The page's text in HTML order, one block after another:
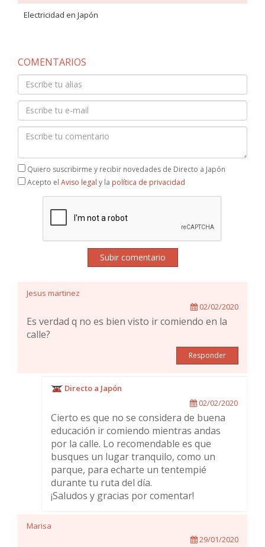
Electricidad en Japón
COMENTARIOS
Quiero suscribirme y recibir novedades de Directo a Japón
Acepto el Aviso legal y la política de privacidad
Subir comentario
Jesus martinez
02/02/2020
Es verdad q no es bien visto ir comiendo en la
calle?
Responder
Directo a Japón
02/02/2020
Cierto es que no se considera de buena
educación ir comiendo mientras andas
por la calle. Lo recomendable es que
busques un lugar tranquilo, como un
parque, para echarte un tentempié
durante tu ruta del día.
¡Saludos y gracias por comentar!
Marisa
29/01/2020